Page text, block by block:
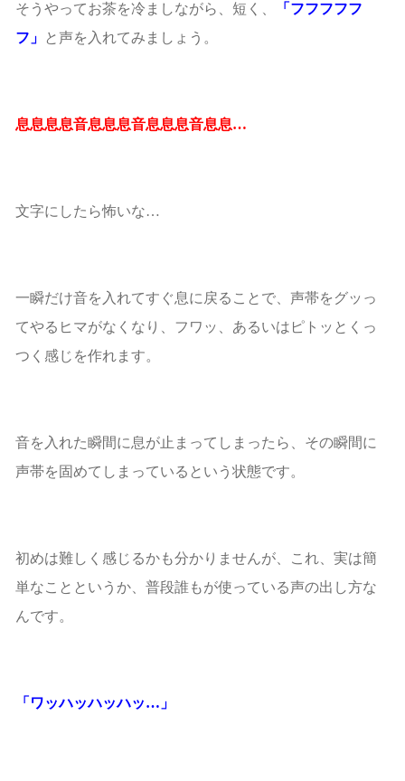
そうやってお茶を冷ましながら、短く、
「フフフフフ
フ」
と声を入れてみましょう。
息息息息音息息息音息息息音息息…
文字にしたら怖いな…
一瞬だけ音を入れてすぐ息に戻ることで、声帯をグッっ
てやるヒマがなくなり、フワッ、あるいはピトッとくっ
つく感じを作れます。
音を入れた瞬間に息が止まってしまったら、その瞬間に
声帯を固めてしまっているという状態です。
初めは難しく感じるかも分かりませんが、これ、実は簡
単なことというか、普段誰もが使っている声の出し方な
んです。
「ワッハッハッハッ…」